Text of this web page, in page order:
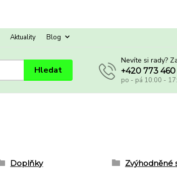
Aktuality Blog
Hledat
Nevíte si rady?
+420 773
po - pá 10:00 -
Doplňky Zvýhodněné